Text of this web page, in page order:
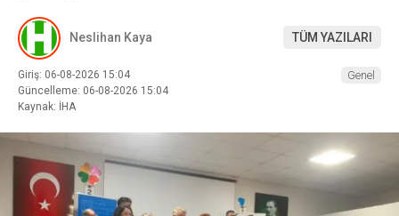
Neslihan Kaya TÜM YAZILARI
Giriş: 06-08-2026 15:04
Güncelleme: 06-08-2026 15:04
Kaynak: İHA
Genel